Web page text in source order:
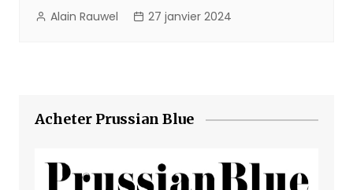
Alain Rauwel 27 janvier 2024
Acheter Prussian Blue